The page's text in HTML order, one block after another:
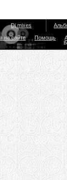
Dj mixes
на сайте Помощь